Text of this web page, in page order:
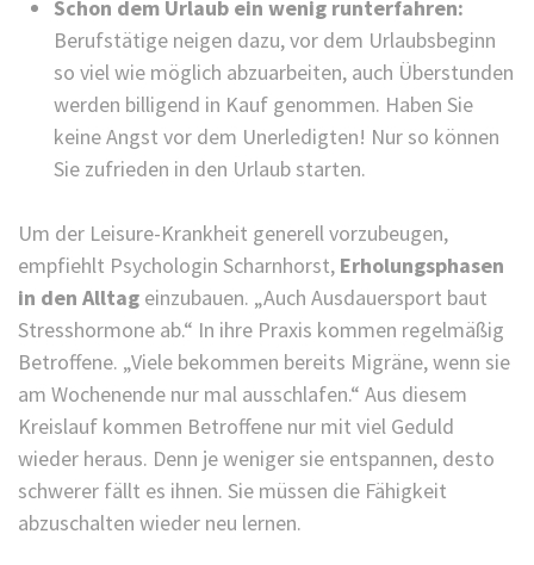
Schon dem Urlaub ein wenig runterfahren:
Berufstätige neigen dazu, vor dem Urlaubsbeginn
so viel wie möglich abzuarbeiten, auch Überstunden
werden billigend in Kauf genommen. Haben Sie
keine Angst vor dem Unerledigten! Nur so können
Sie zufrieden in den Urlaub starten.
Um der Leisure-Krankheit generell vorzubeugen,
empfiehlt Psychologin Scharnhorst, Erholungsphasen
in den Alltag einzubauen. „Auch Ausdauersport baut
Stresshormone ab.“ In ihre Praxis kommen regelmäßig
Betroffene. „Viele bekommen bereits Migräne, wenn sie
am Wochenende nur mal ausschlafen.“ Aus diesem
Kreislauf kommen Betroffene nur mit viel Geduld
wieder heraus. Denn je weniger sie entspannen, desto
schwerer fällt es ihnen. Sie müssen die Fähigkeit
abzuschalten wieder neu lernen.